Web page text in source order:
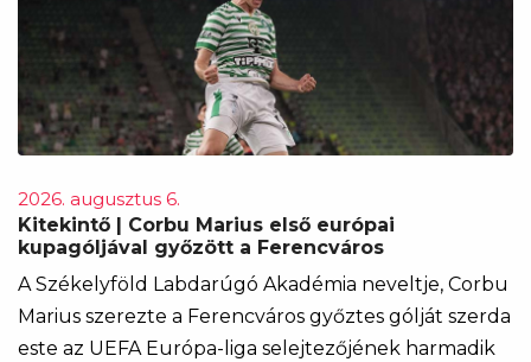
2026. augusztus 6.
Kitekintő | Corbu Marius első európai
kupagóljával győzött a Ferencváros
A Székelyföld Labdarúgó Akadémia neveltje, Corbu
Marius szerezte a Ferencváros győztes gólját szerda
este az UEFA Európa-liga selejtezőjének harmadik